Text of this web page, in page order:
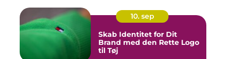
10. sep
Skab Identitet for Dit
Brand med den Rette Logo
til Tøj